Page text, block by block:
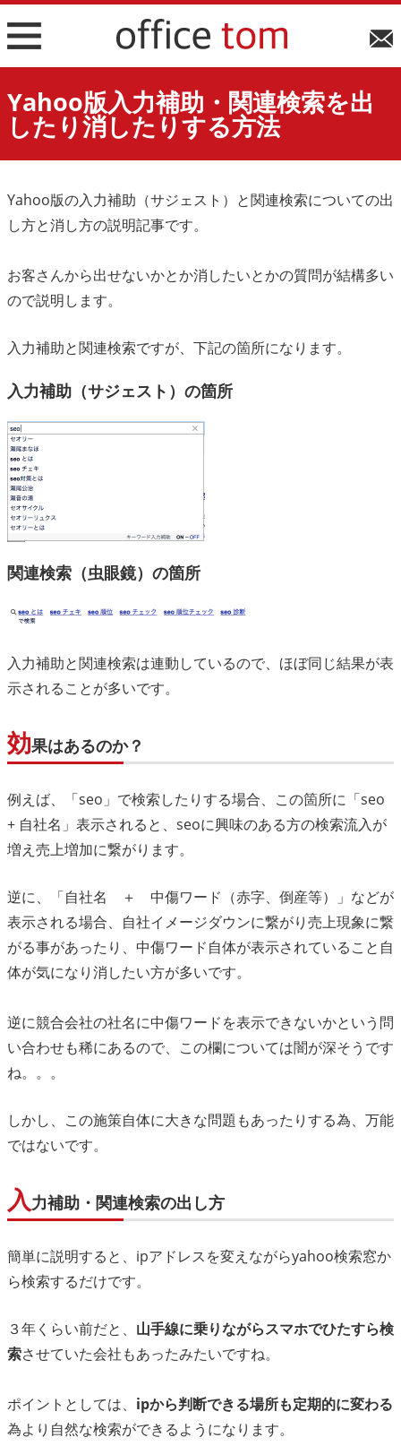
ボタ
ン
Yahoo版入力補助・関連検索を出
したり消したりする方法
Yahoo版の入力補助（サジェスト）と関連検索についての出
し方と消し方の説明記事です。
お客さんから出せないかとか消したいとかの質問が結構多い
ので説明します。
入力補助と関連検索ですが、下記の箇所になります。
入力補助（サジェスト）の箇所
関連検索（虫眼鏡）の箇所
入力補助と関連検索は連動しているので、ほぼ同じ結果が表
示されることが多いです。
効果はあるのか？
例えば、「seo」で検索したりする場合、この箇所に「seo
+ 自社名」表示されると、seoに興味のある方の検索流入が
増え売上増加に繋がります。
逆に、「自社名 ＋ 中傷ワード（赤字、倒産等）」などが
表示される場合、自社イメージダウンに繋がり売上現象に繋
がる事があったり、中傷ワード自体が表示されていること自
体が気になり消したい方が多いです。
逆に競合会社の社名に中傷ワードを表示できないかという問
い合わせも稀にあるので、この欄については闇が深そうです
ね。。。
しかし、この施策自体に大きな問題もあったりする為、万能
ではないです。
入力補助・関連検索の出し方
簡単に説明すると、ipアドレスを変えながらyahoo検索窓か
ら検索するだけです。
３年くらい前だと、 山手線に乗りながらスマホでひたすら検
索させていた会社もあったみたいですね。
ポイントとしては、 ipから判断できる場所も定期的に変わる
為より自然な検索ができるようになります。